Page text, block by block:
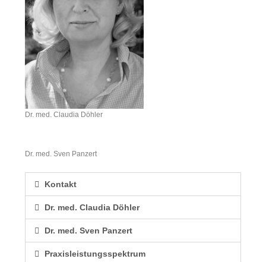
Dr. med. Claudia Döhler
Dr. med. Sven Panzert
Kontakt
Dr. med. Claudia Döhler
Dr. med. Sven Panzert
Praxisleistungsspektrum